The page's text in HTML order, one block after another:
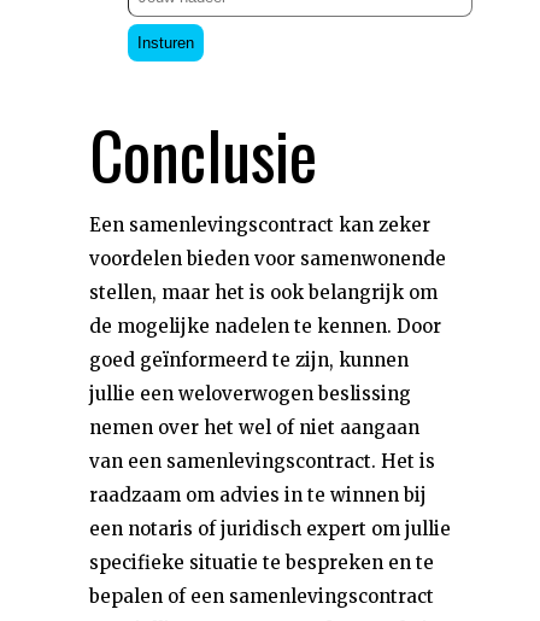
Insturen
Conclusie
Een samenlevingscontract kan zeker
voordelen bieden voor samenwonende
stellen, maar het is ook belangrijk om
de mogelijke nadelen te kennen. Door
goed geïnformeerd te zijn, kunnen
jullie een weloverwogen beslissing
nemen over het wel of niet aangaan
van een samenlevingscontract. Het is
raadzaam om advies in te winnen bij
een notaris of juridisch expert om jullie
specifieke situatie te bespreken en te
bepalen of een samenlevingscontract